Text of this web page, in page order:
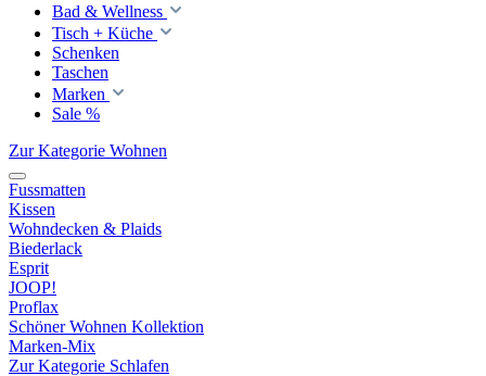
Bad & Wellness
Tisch + Küche
Schenken
Taschen
Marken
Sale %
Zur Kategorie Wohnen
Fussmatten
Kissen
Wohndecken & Plaids
Biederlack
Esprit
JOOP!
Proflax
Schöner Wohnen Kollektion
Marken-Mix
Zur Kategorie Schlafen